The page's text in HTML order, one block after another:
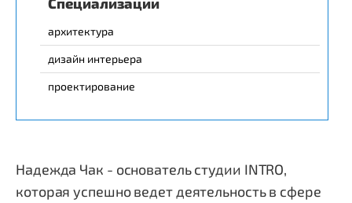
архитектура
дизайн интерьера
проектирование
Надежда Чак - основатель студии INTRO,
которая успешно ведет деятельность в сфере